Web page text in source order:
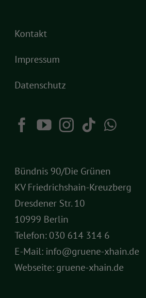
Kontakt
Impressum
Datenschutz
Bündnis 90/Die Grünen
KV Friedrichshain-Kreuzberg
Dresdener Str. 10
10999 Berlin
Telefon: 030 614 314 6
E-Mail: info@gruene-xhain.de
Webseite: gruene-xhain.de